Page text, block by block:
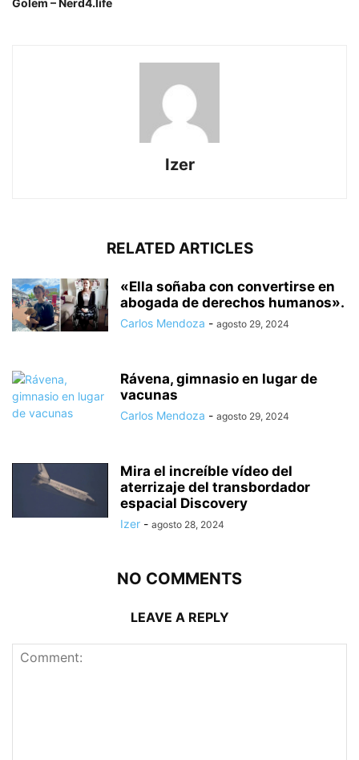
Golem – Nerd4.life
Izer
RELATED ARTICLES
«Ella soñaba con convertirse en
abogada de derechos humanos».
Carlos Mendoza - agosto 29, 2024
Rávena, gimnasio en lugar de
vacunas
Carlos Mendoza - agosto 29, 2024
Mira el increíble vídeo del
aterrizaje del transbordador
espacial Discovery
Izer - agosto 28, 2024
NO COMMENTS
LEAVE A REPLY